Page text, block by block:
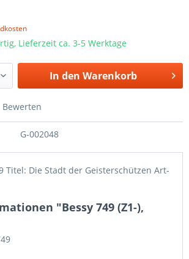
Lieferzeit ca. 3-5 Werktage
In den Warenkorb
Bewerten
G-002048
Titel: Die Stadt der Geisterschützen Art-
"Bessy 749 (Z1-),